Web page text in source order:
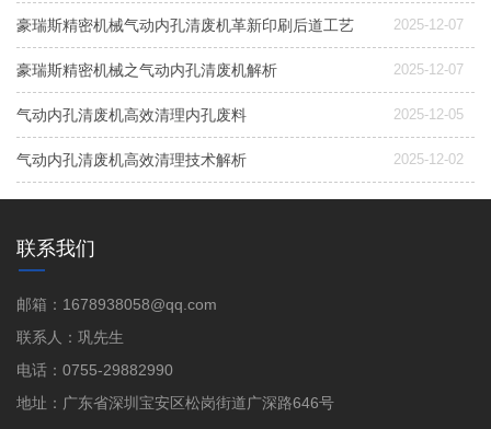
豪瑞斯精密机械气动内孔清废机革新印刷后道工艺 2025-12-07
豪瑞斯精密机械之气动内孔清废机解析 2025-12-07
气动内孔清废机高效清理内孔废料 2025-12-05
气动内孔清废机高效清理技术解析 2025-12-02
联系我们
邮箱：1678938058@qq.com
联系人：巩先生
电话：0755-29882990
地址：广东省深圳宝安区松岗街道广深路646号